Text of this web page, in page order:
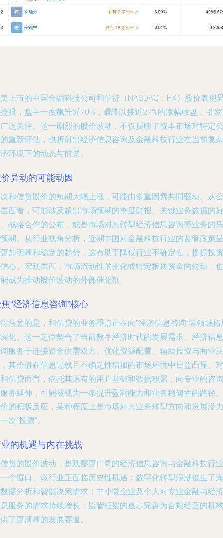
上市的中国金融科技公司和信贷（NASDAQ：HX）股价表现
眼，盘中一度飙升近70%，最终以接近27%的涨幅收盘，引
泛关注。这一剧烈的股价波动，不仅反映了资本市场对特定公
重新评估，也折射出经济信息咨询及金融科技行业在当前复杂
环境下的动态与前景。
异动的可能动因
和信贷股价的短期大幅上涨，可能由多重因素共同驱动。从公
面看，可能涉及超出市场预期的季度财报、关键业务数据的好
战略合作的公布，或是市场对其转型经济信息咨询等业务的乐
期。从行业视角分析，近期中国对金融科技行业的监管政策呈
加明晰和稳定的趋势，这有助于降低行业不确定性，提振投资
心。宏观层面，市场流动性的变化或特定板块资金的轮动，也
成为推动股价波动的外部催化剂。
“经济信息咨询”核心
注意的是，和信贷的业务重点正在向“经济信息咨询”等领域拓
化。这一定位契合了当前数字经济时代的发展需求。经济信息
服务于连接资金供需双方、优化资源配置、辅助投资与商业决
其价值在信息过载且不确定性增加的市场环境中日益凸显。对
信贷而言，依托其原有的用户基础和数据积累，向专业的咨询
务延伸，可能被视为一条提升盈利能力和业务稳健性的路径。
的积极反应，某种程度上是市场对其业务转型方向和发展潜力
次“投票”。
的机遇与内在挑战
贷的股价波动，是观察更广阔的经济信息咨询与金融科技行业
个窗口。该行业正面临历史性机遇：数字化转型浪潮催生了海
据分析和智能决策需求；中小微企业及个人对专业金融与经济
服务的需求持续增长；监管框架的逐步完善为合规经营的机构
了更清晰的发展赛道。